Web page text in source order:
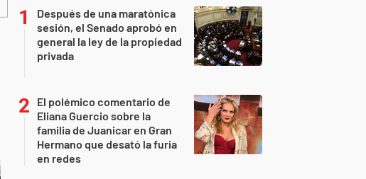
Después de una maratónica
sesión, el Senado aprobó en
general la ley de la propiedad
privada
El polémico comentario de
Eliana Guercio sobre la
familia de Juanicar en Gran
Hermano que desató la furia
en redes